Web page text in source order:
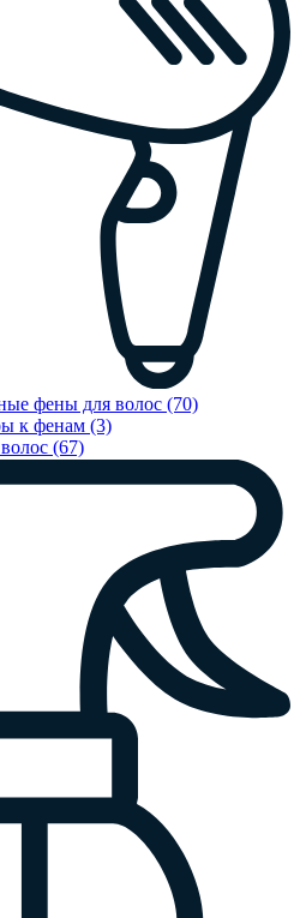
фены для волос (70)
к фенам (3)
(67)